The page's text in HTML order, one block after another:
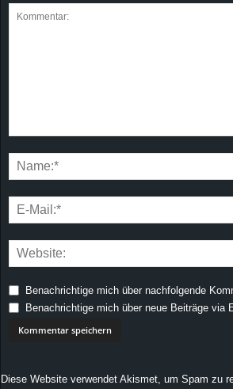
Benachrichtige mich über nachfolgende
Benachrichtige mich über neue Beiträge via
Diese Website verwendet Akismet, um Spam zu